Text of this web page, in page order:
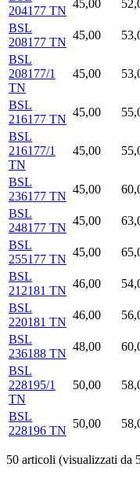
204177 TN
45,00
BSL
208177 TN
45,00
BSL
208177/1
TN
45,00
BSL
216177 TN
45,00
BSL
216177/1
TN
45,00
BSL
236177 TN
45,00
BSL
248177 TN
45,00
BSL
255177 TN
45,00
BSL
212181 TN
46,00
BSL
220181 TN
46,00
BSL
236188 TN
48,00
BSL
228195/1
TN
50,00
BSL
228196 TN
50,00
50 articoli (visualizzati da